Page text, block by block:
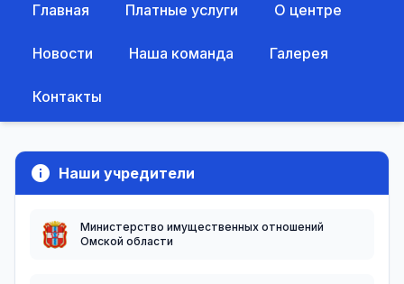
Главная Платные услуги О центре
Новости Наша команда Галерея
Контакты
info Наши учредители
Министерство имущественных отношений
Омской области